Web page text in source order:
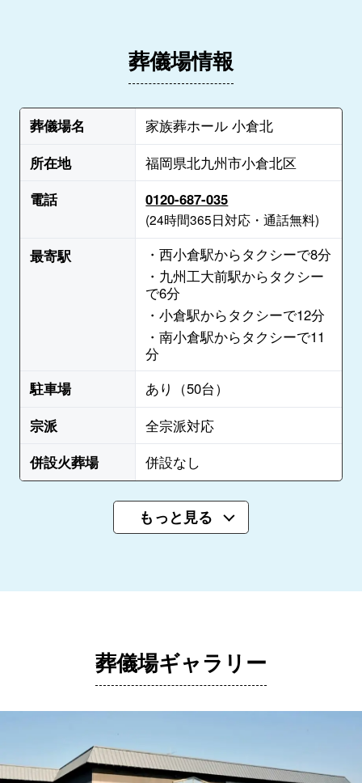
葬儀場情報
葬儀場名
家族葬ホール 小倉北
所在地
福岡県北九州市小倉北区
電話
0120-687-035
(24時間365日対応・通話無料)
最寄駅
・西小倉駅からタクシーで8分
・九州工大前駅からタクシー
で6分
・小倉駅からタクシーで12分
・南小倉駅からタクシーで11
分
駐車場
あり（50台）
宗派
全宗派対応
併設火葬場
併設なし
もっと見る
葬儀場ギャラリー